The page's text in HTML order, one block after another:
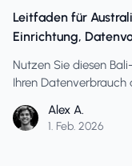
Leitfaden für
Einrichtung,
Nutzen Sie diesen
Ihren
kurzen und längeren
Alex A.
1. Feb. 2026